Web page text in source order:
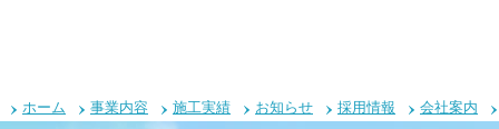
ホーム 事業内容 施工実績 お知らせ 採用情報 会社案内